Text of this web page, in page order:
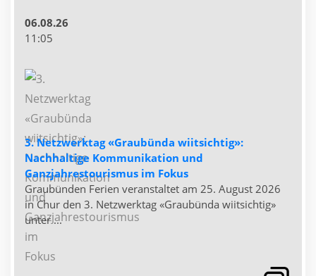
06.08.26
11:05
3. Netzwerktag «Graubünda wiitsichtig»:
Nachhaltige Kommunikation und
Ganzjahrestourismus im Fokus
Graubünden Ferien veranstaltet am 25. August 2026
in Chur den 3. Netzwerktag «Graubünda wiitsichtig»
unter ...